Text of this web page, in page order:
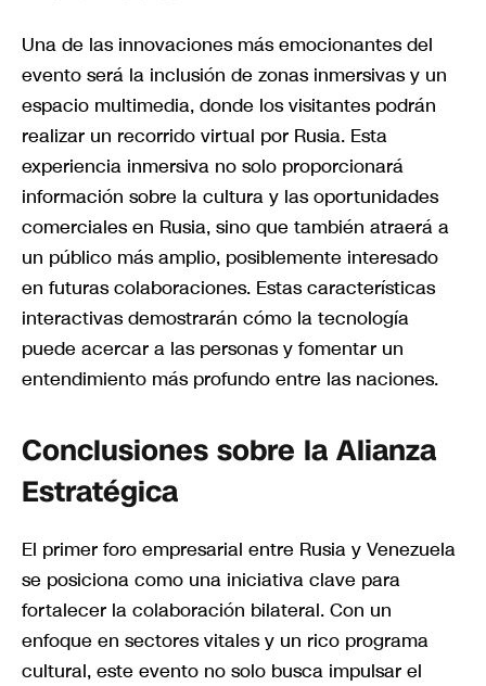
Una de las innovaciones más emocionantes del
evento será la inclusión de zonas inmersivas y un
espacio multimedia, donde los visitantes podrán
realizar un recorrido virtual por Rusia. Esta
experiencia inmersiva no solo proporcionará
información sobre la cultura y las oportunidades
comerciales en Rusia, sino que también atraerá a
un público más amplio, posiblemente interesado
en futuras colaboraciones. Estas características
interactivas demostrarán cómo la tecnología
puede acercar a las personas y fomentar un
entendimiento más profundo entre las naciones.
Conclusiones sobre la Alianza
Estratégica
El primer foro empresarial entre Rusia y Venezuela
se posiciona como una iniciativa clave para
fortalecer la colaboración bilateral. Con un
enfoque en sectores vitales y un rico programa
cultural, este evento no solo busca impulsar el